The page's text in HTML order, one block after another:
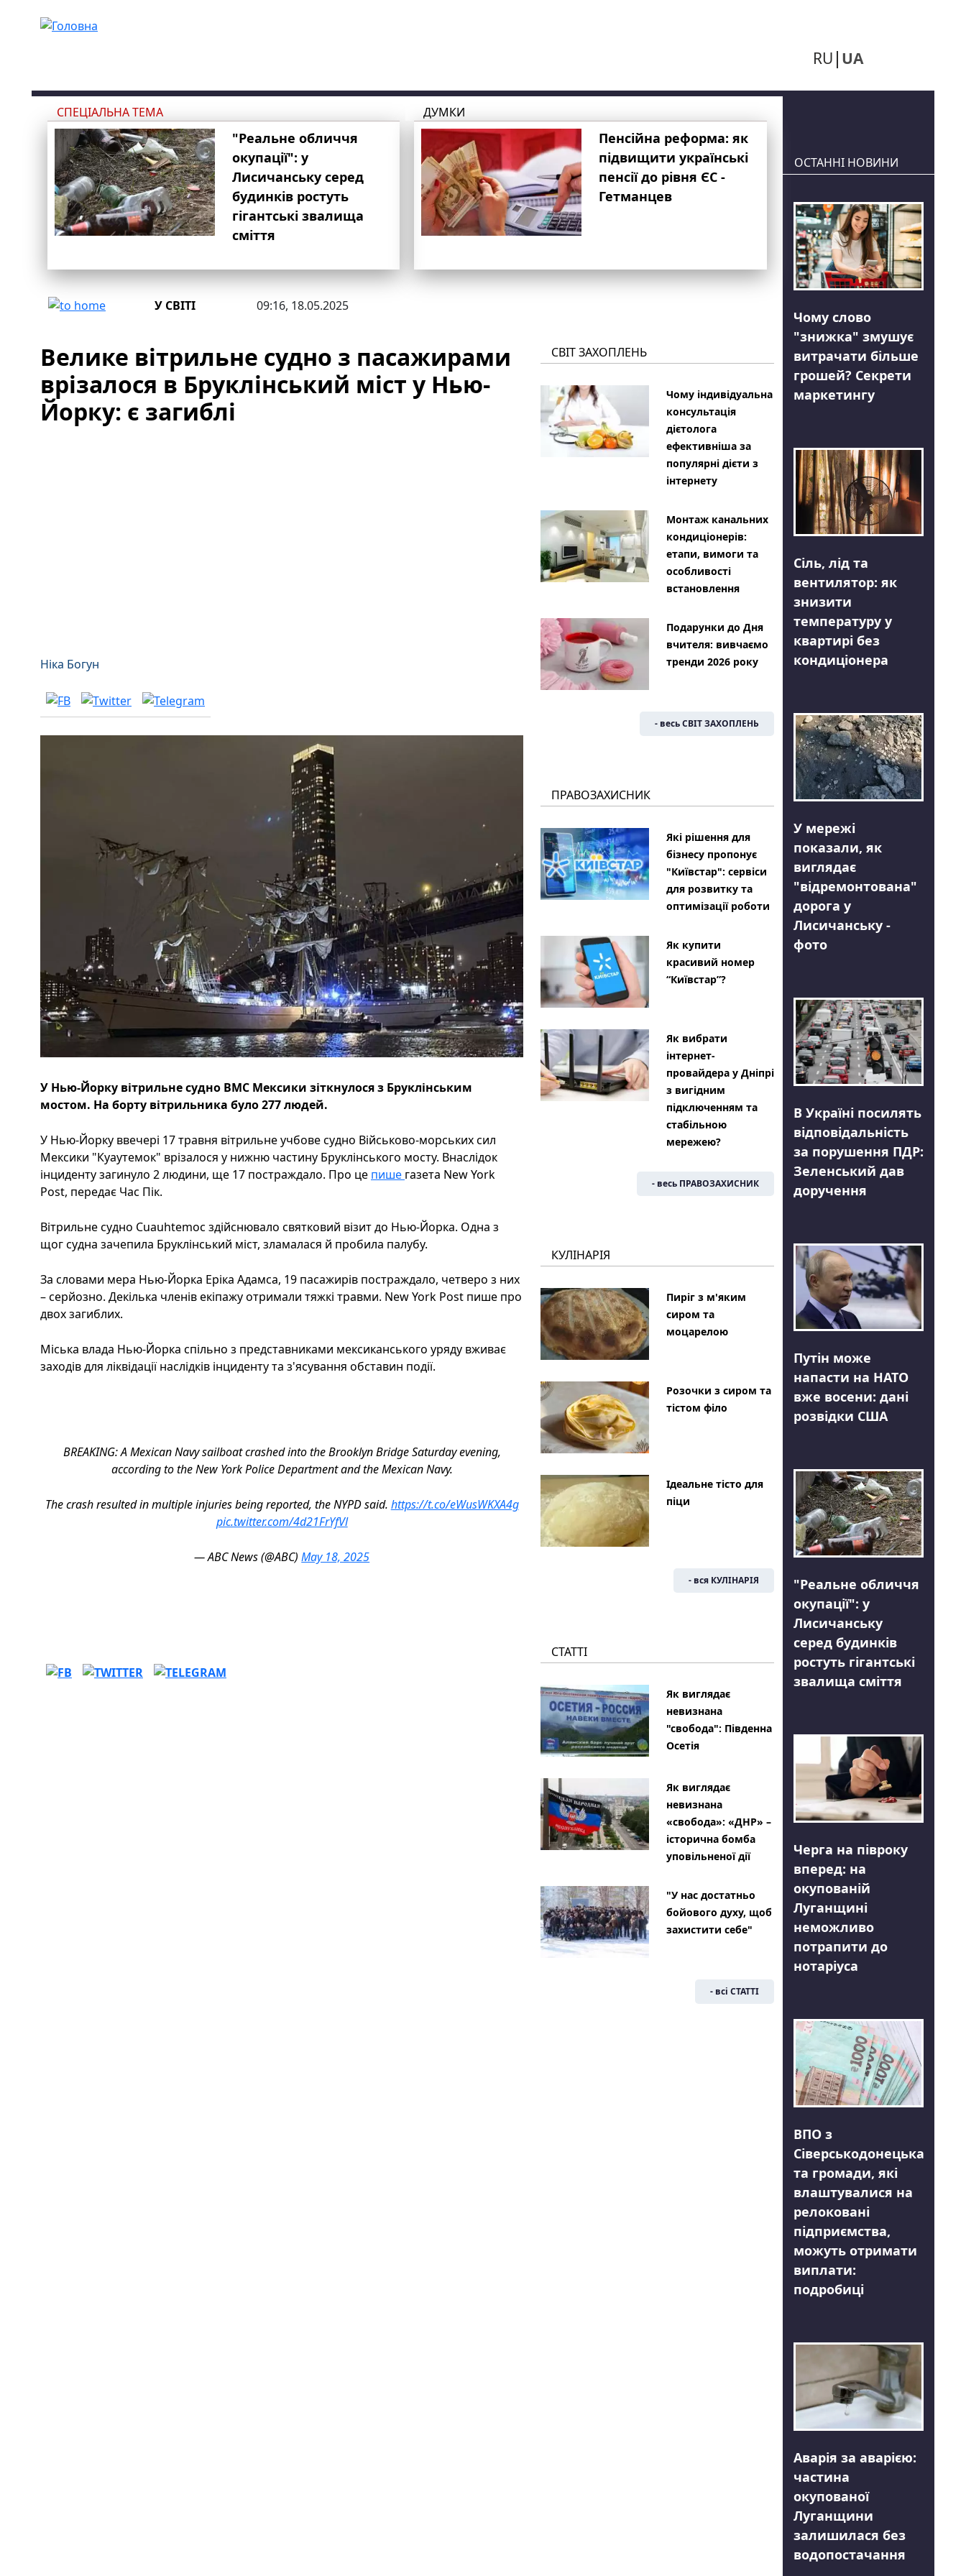
RU UA
СПЕЦІАЛЬНА ТЕМА
"Реальне обличчя
окупації": у
Лисичанську серед
будинків ростуть
гігантські звалища
сміття
ДУМКИ
Пенсійна реформа: як
підвищити українські
пенсії до рівня ЄС -
Гетманцев
У СВІТІ 09:16, 18.05.2025
Велике вітрильне судно з пасажирами
врізалося в Бруклінський міст у Нью-
Йорку: є загиблі
Ніка Богун
У Нью-Йорку вітрильне судно ВМС Мексики зіткнулося з Бруклінським
мостом. На борту вітрильника було 277 людей.
У Нью-Йорку ввечері 17 травня вітрильне учбове судно Військово-морських сил
Мексики "Куаутемок" врізалося у нижню частину Бруклінського мосту. Внаслідок
інциденту загинуло 2 людини, ще 17 постраждало. Про це пише газета New York
Post, передає Час Пік.
Вітрильне судно Cuauhtеmoc здійснювало святковий візит до Нью-Йорка. Одна з
щог судна зачепила Бруклінський міст, зламалася й пробила палубу.
За словами мера Нью-Йорка Еріка Адамса, 19 пасажирів постраждало, четверо з них
– серйозно. Декілька членів екіпажу отримали тяжкі травми. New York Post пише про
двох загиблих.
Міська влада Нью-Йорка спільно з представниками мексиканського уряду вживає
заходів для ліквідації наслідків інциденту та з'ясування обставин події.
BREAKING: A Mexican Navy sailboat crashed into the Brooklyn Bridge Saturday evening,
according to the New York Police Department and the Mexican Navy.
The crash resulted in multiple injuries being reported, the NYPD said. https://t.co/eWusWKXA4g
pic.twitter.com/4d21FrYfVl
— ABC News (@ABC)May 18, 2025
СВІТ ЗАХОПЛЕНЬ
Чому індивідуальна
консультація
дієтолога
ефективніша за
популярні дієти з
інтернету
Монтаж канальних
кондиціонерів:
етапи, вимоги та
особливості
встановлення
Подарунки до Дня
вчителя: вивчаємо
тренди 2026 року
- весь СВІТ ЗАХОПЛЕНЬ
ПРАВОЗАХИСНИК
Які рішення для
бізнесу пропонує
"Київстар": сервіси
для розвитку та
оптимізації роботи
Як купити
красивий номер
“Київстар”?
Як вибрати
інтернет-
провайдера у Дніпрі
з вигідним
підключенням та
стабільною
мережею?
- весь ПРАВОЗАХИСНИК
КУЛІНАРІЯ
Пиріг з м'яким
сиром та
моцарелою
Розочки з сиром та
тістом філо
Ідеальне тісто для
піци
- вся КУЛІНАРІЯ
СТАТТІ
Як виглядає
невизнана
"свобода": Південна
Осетія
Як виглядає
невизнана
«свобода»: «ДНР» –
історична бомба
уповільненої дії
"У нас достатньо
бойового духу, щоб
захистити себе"
- всі СТАТТІ
ОСТАННІ НОВИНИ
Чому слово
"знижка" змушує
витрачати більше
грошей? Секрети
маркетингу
Сіль, лід та
вентилятор: як
знизити
температуру у
квартирі без
кондиціонера
У мережі
показали, як
виглядає
"відремонтована"
дорога у
Лисичанську -
фото
В Україні посилять
відповідальність
за порушення ПДР:
Зеленський дав
доручення
Путін може
напасти на НАТО
вже восени: дані
розвідки США
"Реальне обличчя
окупації": у
Лисичанську
серед будинків
ростуть гігантські
звалища сміття
Черга на півроку
вперед: на
окупованій
Луганщині
неможливо
потрапити до
нотаріуса
ВПО з
Сіверськодонецька
та громади, які
влаштувалися на
релоковані
підприємства,
можуть отримати
виплати:
подробиці
Аварія за аварією:
частина
окупованої
Луганщини
залишилася без
водопостачання